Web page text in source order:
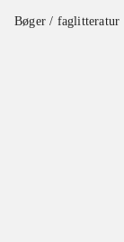
Bøger / faglitteratur